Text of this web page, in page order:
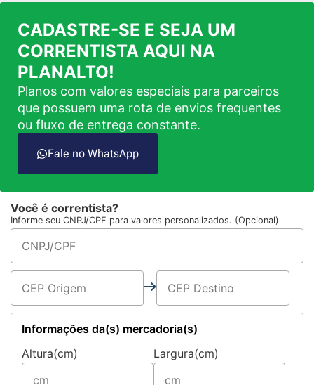
CADASTRE-SE E SEJA UM
CORRENTISTA AQUI NA
PLANALTO!
Planos com valores especiais para parceiros
que possuem uma rota de envios frequentes
ou fluxo de entrega constante.
Fale no WhatsApp
Você é correntista?
Informe seu CNPJ/CPF para valores personalizados. (Opcional)
Informações da(s) mercadoria(s)
Altura(cm)
Largura(cm)